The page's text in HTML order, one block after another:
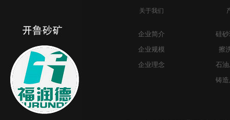
关于我们
企业简介
企业规模
企业理念
硅
擦
石
铸